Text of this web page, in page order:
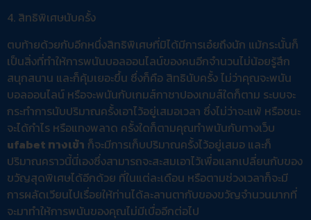
4. สิทธิพิเศษนับครั้ง
ตบท้ายด้วยกับอีกหนึ่งสิทธิพิเศษที่มิได้มีการเอ๋ยถึงนัก แม้กระนั้นก็
เป็นสิ่งที่ทำให้การพนันบอลออนไลน์ของคนอีกจำนวนไม่น้อยรู้สึก
สนุกสนาน และก็คุ้มเยอะขึ้น ซึ่งก็คือ สิทธินับครั้ง ไม่ว่าคุณจะพนัน
บอลออนไลน์ หรือจะพนันกับเกมส์กาชาปองเกมส์ใดก็ตาม ระบบจะ
กระทำการนับปริมาณครั้งเอาไว้อยู่เสมอเวลา ซึ่งไม่ว่าจะแพ้ หรือชนะ
จะได้กำไร หรือแทงพลาด ครั้งใดก็ตามคุณทำพนันกับทางเว็บ
ufabet ทางเข้า ก็จะมีการเก็บปริมาณครั้งไว้อยู่เสมอ และก็
ปริมาณคราวนี้นี่เองซึ่งสามารถจะสะสมเอาไว้เพื่อแลกเปลี่ยนกับของ
ขวัญสุดพิเศษได้อีกด้วย ที่ในแต่ละเดือน หรือตามช่วงเวลาก็จะมี
การผลัดเวียนไปเรื่อยให้ท่านได้ละลานตากับของขวัญจำนวนมากที่
จะมาทำให้การพนันของคุณไม่มีเบื่ออีกต่อไป